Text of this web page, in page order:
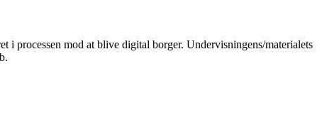
i processen mod at blive digital borger. Undervisningens/materialets